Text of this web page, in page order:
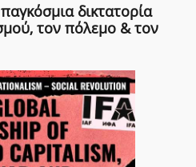
δικτατορία
τον πόλεμο & τον